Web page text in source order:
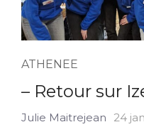
ATHENEE
– Retour sur
Julie Maitrejean 24